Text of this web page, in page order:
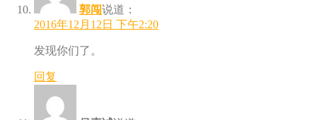
郭闯说道：
2016年12月12日 下午2:20
发现你们了。
回复